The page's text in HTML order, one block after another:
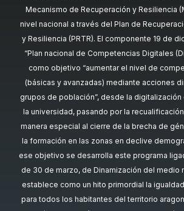
Mecanismo de Recuperación y Resiliencia
nivel nacional a través del Plan de
y Resiliencia (PRTR). El componente 19 de
“Plan nacional de Competencias Digitales
como objetivo “aumentar el nivel de
(básicas y avanzadas) mediante acciones
grupos de población”, desde la digitalización
la universidad, pasando por la
manera especial al cierre de la brecha de
la formación en las zonas en declive
ese objetivo se desarrolla este programa
de 30 de marzo, de Dinamización del medio
establece como un hito primordial la
para todos los habitantes del territorio